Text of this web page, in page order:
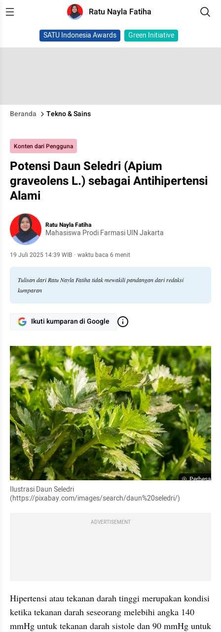
Ratu Nayla Fatiha
SATU Indonesia Awards Green Initiative
Beranda Tekno & Sains
Konten dari Pengguna
Potensi Daun Seledri (Apium
graveolens L.) sebagai Antihipertensi
Alami
Ratu Nayla Fatiha
Mahasiswa Prodi Farmasi UIN Jakarta
19 Juli 2025 14:39 WIB · waktu baca 6 menit
Tulisan dari Ratu Nayla Fatiha tidak mewakili pandangan dari redaksi
kumparan
Ikuti kumparan di Google
Perbesar
Ilustrasi Daun Seledri
(https://pixabay.com/images/search/daun%20seledri/)
ADVERTISEMENT
Hipertensi atau tekanan darah tinggi merupakan kondisi
ketika tekanan darah seseorang melebihi angka 140
mmHg untuk tekanan darah sistole dan 90 mmHg untuk